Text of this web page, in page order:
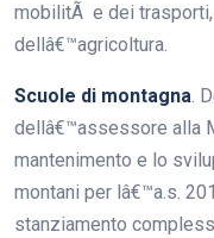
mobilitÃ e dei
dellâ€™agricoltura.
Scuole di montagna.
dellâ€™assessore alla
mantenimento e lo
montani per lâ€™a.s.
stanziamento